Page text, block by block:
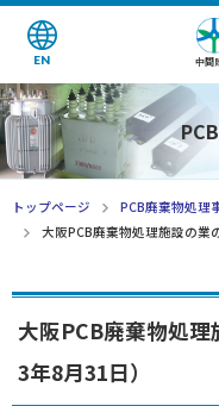
中間
EN
トップページ PCB廃棄物処理
大阪PCB廃棄物処理施設の業
大阪PCB廃棄物処
3年8月31日）